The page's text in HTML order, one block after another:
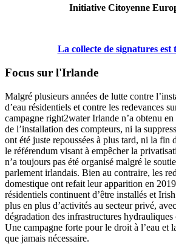
Initiative Citoyenne
La collecte de signatures est
Focus sur l'Irlande
Malgré plusieurs années de lutte contre
d’eau résidentiels et contre les redevances
campagne right2water Irlande n’a obtenu
de l’installation des compteurs, ni la
ont été juste repoussées à plus tard, ni la fin
le référendum visant à empêcher la
n’a toujours pas été organisé malgré le
parlement irlandais. Bien au contraire, les
domestique ont refait leur apparition en
résidentiels continuent d’être installés et
plus en plus d’activités au secteur privé,
dégradation des infrastructures hydrauliques
Une campagne forte pour le droit à l’eau et
que jamais nécessaire.